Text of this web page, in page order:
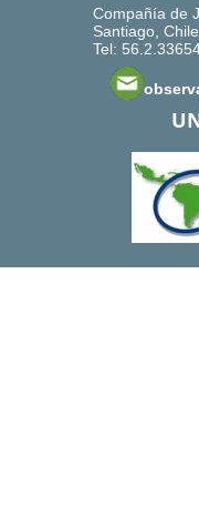
Compañía de
Santiago,
Tel: